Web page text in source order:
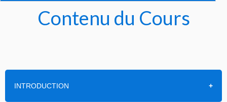
Contenu du Cours
INTRODUCTION